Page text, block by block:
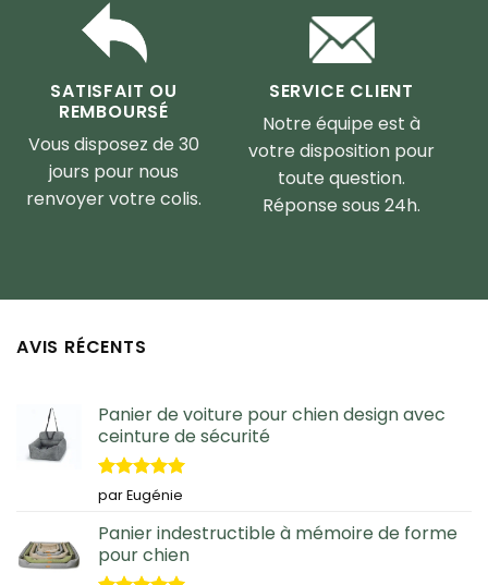
SATISFAIT OU
REMBOURSÉ
Vous disposez de 30
jours pour nous
renvoyer votre colis.
SERVICE CLIENT
Notre équipe est à
votre disposition pour
toute question.
Réponse sous 24h.
AVIS RÉCENTS
Panier de voiture pour chien design avec
ceinture de sécurité
Note5sur
5
par Eugénie
Panier indestructible à mémoire de forme
pour chien